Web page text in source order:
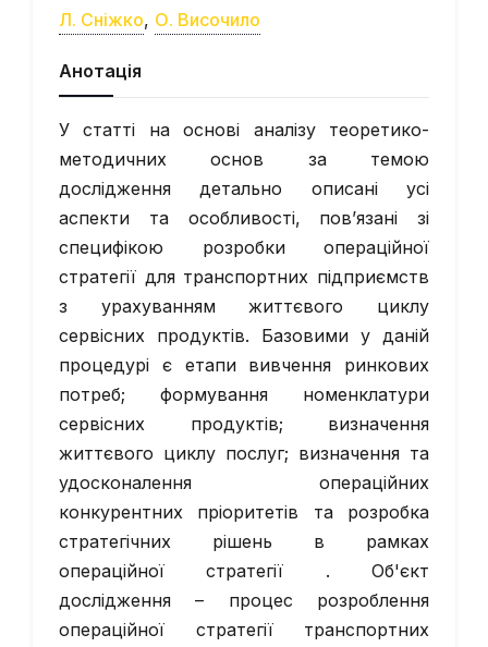
Л. Сніжко, О. Височило
Анотація
У статті на основі аналізу теоретико-
методичних основ за темою
дослідження детально описані усі
аспекти та особливості, пов’язані зі
специфікою розробки операційної
стратегії для транспортних підприємств
з урахуванням життєвого циклу
сервісних продуктів. Базовими у даній
процедурі є етапи вивчення ринкових
потреб; формування номенклатури
сервісних продуктів; визначення
життєвого циклу послуг; визначення та
удосконалення операційних
конкурентних пріоритетів та розробка
стратегічних рішень в рамках
операційної стратегії . Об'єкт
дослідження – процес розроблення
операційної стратегії транспортних